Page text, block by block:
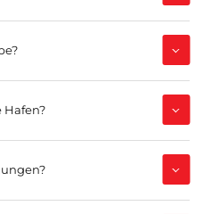
Hafen?